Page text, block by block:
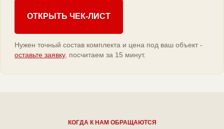
ОТКРЫТЬ ЧЕК-ЛИСТ
Нужен точный состав комплекта и цена под ваш объект -
оставьте заявку, посчитаем за 15 минут.
КОГДА К НАМ ОБРАЩАЮТСЯ